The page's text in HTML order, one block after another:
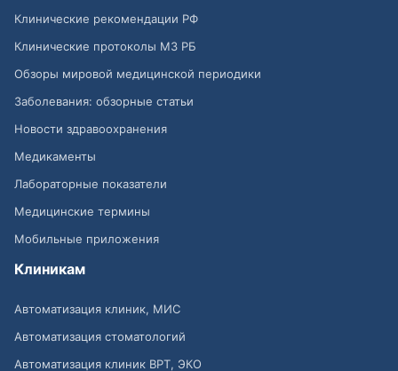
Клинические рекомендации РФ
Клинические протоколы МЗ РБ
Обзоры мировой медицинской периодики
Заболевания: обзорные статьи
Новости здравоохранения
Медикаменты
Лабораторные показатели
Медицинские термины
Мобильные приложения
Клиникам
Автоматизация клиник, МИС
Автоматизация стоматологий
Автоматизация клиник ВРТ, ЭКО